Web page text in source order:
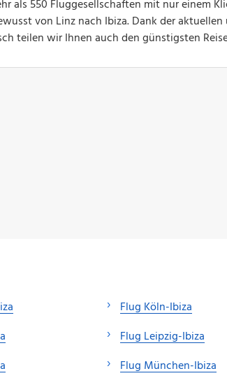
als 550 Fluggesellschaften mit nur einem
von Linz nach Ibiza. Dank der
teilen wir Ihnen auch den günstigsten
Flug Köln-Ibiza
Flug Leipzig-Ibiza
Flug München-Ibiza